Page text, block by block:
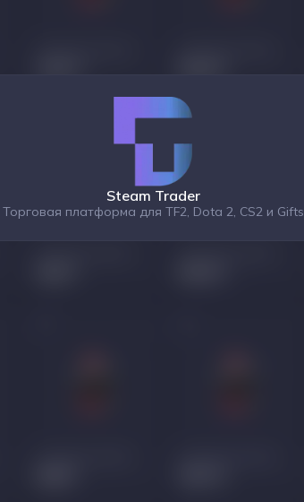
Steam Trader
Торговая платформа для TF2, Dota 2, CS2 и Gifts